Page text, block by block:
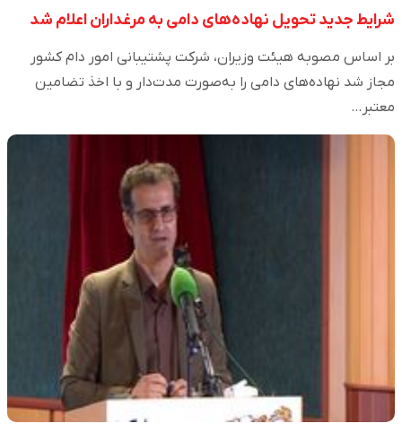
شرایط جدید تحویل نهاده‌های دامی به مرغداران اعلام شد
بر اساس مصوبه هیئت وزیران، شرکت پشتیبانی امور دام کشور
مجاز شد نهاده‌های دامی را به‌صورت مدت‌دار و با اخذ تضامین
معتبر…